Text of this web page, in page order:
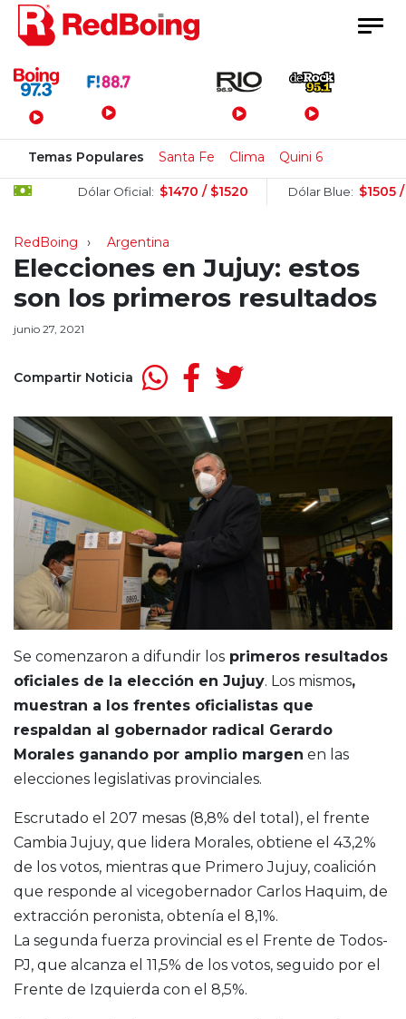
Menú Principal
Temas Populares Santa Fe Clima Quini 6
Dólar Oficial: $1470 / $1520 Dólar Blue: $1505 / $1525
RedBoing Argentina
Elecciones en Jujuy: estos
son los primeros resultados
junio 27, 2021
Compartir Noticia
Se comenzaron a difundir los primeros resultados
oficiales de la elección en Jujuy. Los mismos,
muestran a los frentes oficialistas que
respaldan al gobernador radical Gerardo
Morales ganando por amplio margen en las
elecciones legislativas provinciales.
Escrutado el 207 mesas (8,8% del total), el frente
Cambia Jujuy, que lidera Morales, obtiene el 43,2%
de los votos, mientras que Primero Jujuy, coalición
que responde al vicegobernador Carlos Haquim, de
extracción peronista, obtenía el 8,1%.
La segunda fuerza provincial es el Frente de Todos-
PJ, que alcanza el 11,5% de los votos, seguido por el
Frente de Izquierda con el 8,5%.